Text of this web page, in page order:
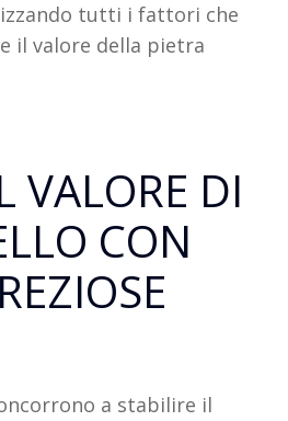
tutti i fattori che
il valore della pietra
VALORE DI
CON
a stabilire il